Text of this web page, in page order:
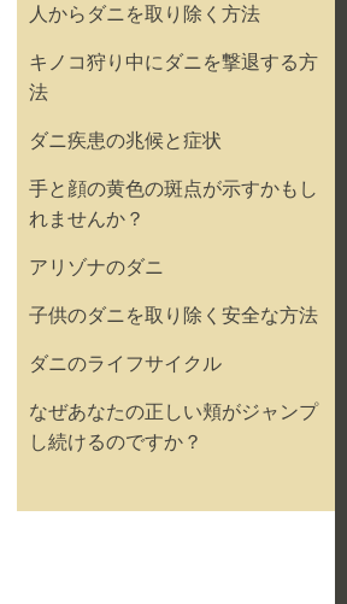
人からダニを取り除く方法
キノコ狩り中にダニを撃退する方
法
ダニ疾患の兆候と症状
手と顔の黄色の斑点が示すかもし
れませんか？
アリゾナのダニ
子供のダニを取り除く安全な方法
ダニのライフサイクル
なぜあなたの正しい頬がジャンプ
し続けるのですか？